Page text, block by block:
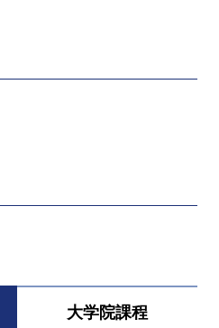
大学院課程